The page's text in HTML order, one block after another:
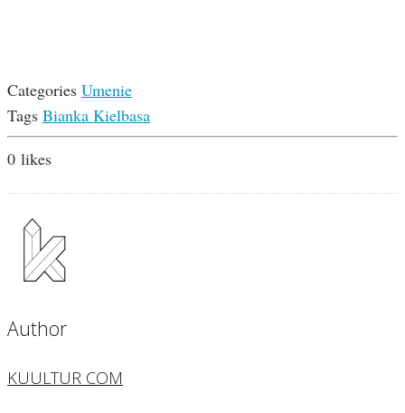
Categories Umenie
Tags Bianka Kielbasa
0 likes
Author
KUULTUR COM